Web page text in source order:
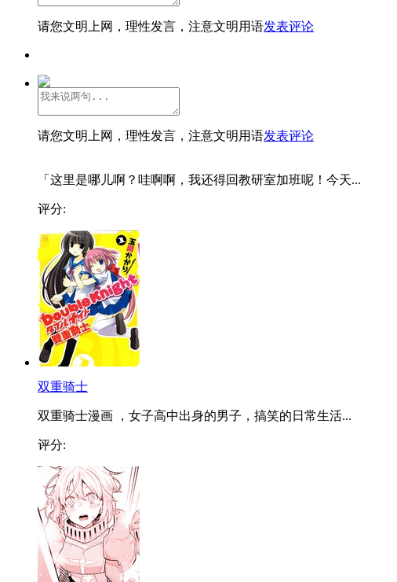
请您文明上网，理性发言，注意文明用语发表评论
请您文明上网，理性发言，注意文明用语发表评论
「这里是哪儿啊？哇啊啊，我还得回教研室加班呢！今天...
评分:
双重骑士
双重骑士漫画 ，女子高中出身的男子，搞笑的日常生活...
评分: